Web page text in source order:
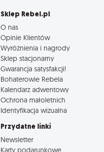
Sklep Rebel.pl
O nas
Opinie Klientów
Wyróżnienia i nagrody
Sklep stacjonarny
Gwarancja satysfakcji!
Bohaterowie Rebela
Kalendarz adwentowy
Ochrona małoletnich
Identyfikacja wizualna
Przydatne linki
Newsletter
Karty podarunkowe